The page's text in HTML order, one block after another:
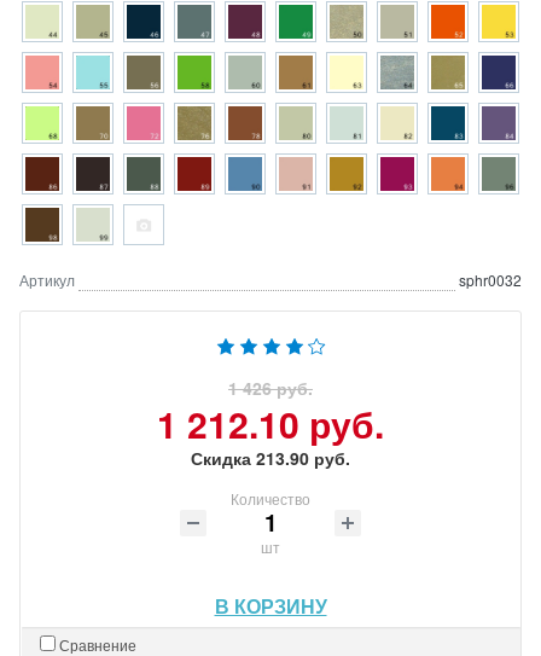
Артикул sphr0032
1 426 руб.
1 212.10 руб.
Скидка 213.90 руб.
Количество
шт
В КОРЗИНУ
Сравнение